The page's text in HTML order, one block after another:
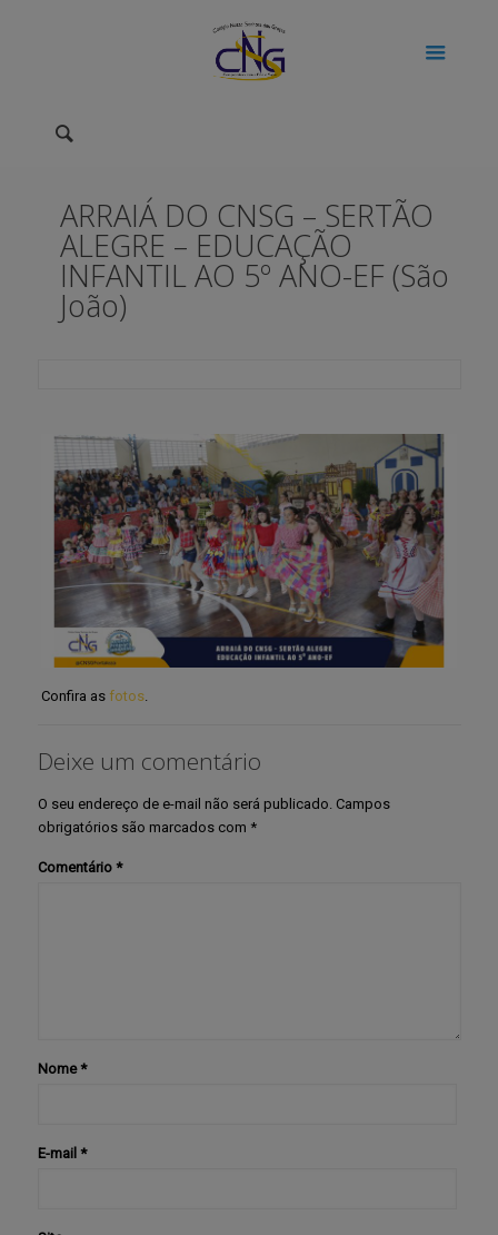
ARRAIÁ DO CNSG – SERTÃO
ALEGRE – EDUCAÇÃO
INFANTIL AO 5º ANO-EF (São
João)
Confira as fotos.
Deixe um comentário
O seu endereço de e-mail não será publicado. Campos
obrigatórios são marcados com *
Comentário *
Nome *
E-mail *